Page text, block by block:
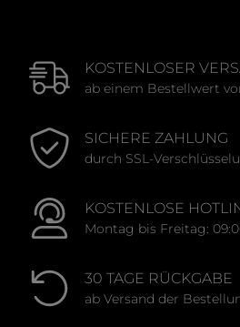
KOSTENLOSER
ab einem Bestellwert
SICHERE ZAHLUNG
durch SSL-
KOSTENLOSE
Montag bis Freitag:
30 TAGE RÜCKGABE
ab Versand der